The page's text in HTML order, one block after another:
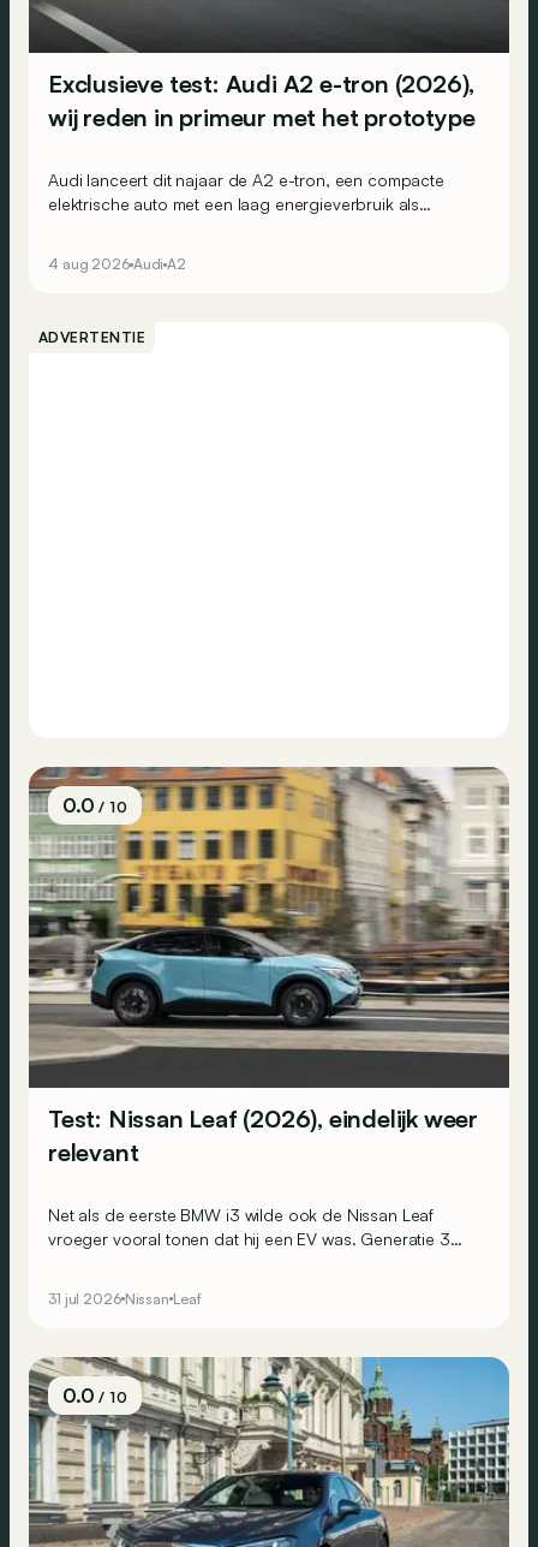
Exclusieve test: Audi A2 e-tron (2026),
wij reden in primeur met het prototype
Audi lanceert dit najaar de A2 e-tron, een compacte
elektrische auto met een laag energieverbruik als
4 aug 2026 Audi A2
ADVERTENTIE
0.0/ 10
Test: Nissan Leaf (2026), eindelijk weer
relevant
Net als de eerste BMW i3 wilde ook de Nissan Leaf
vroeger vooral tonen dat hij een EV was. Generatie 3
31 jul 2026 Nissan Leaf
0.0/ 10